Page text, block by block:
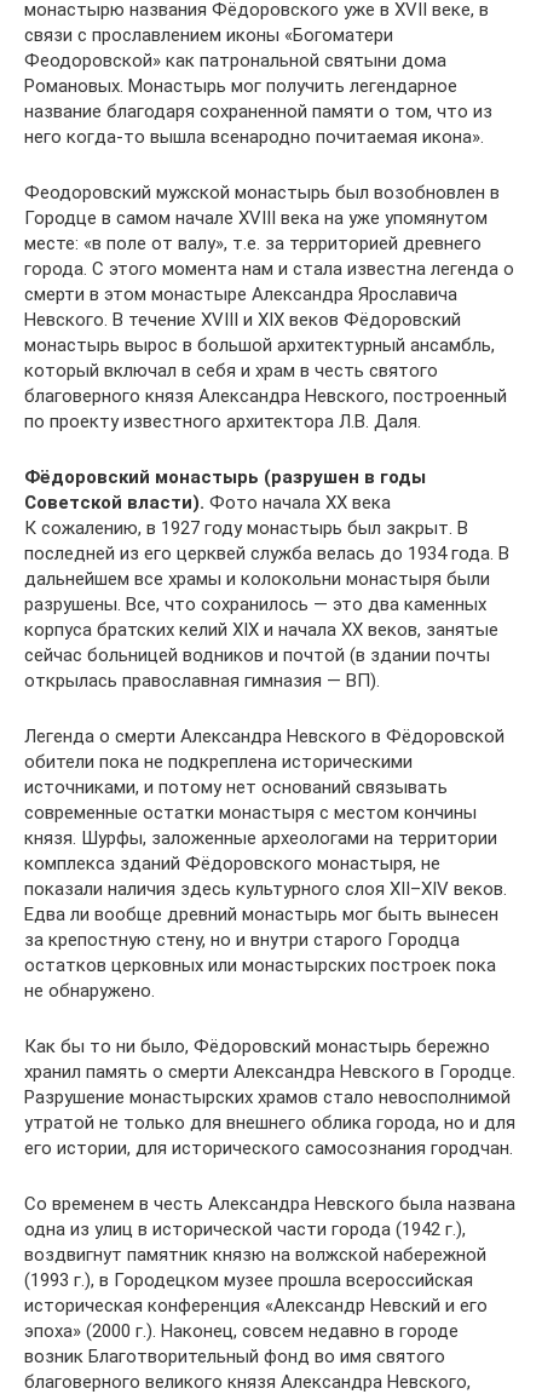
монастырю названия Фёдоровского уже в XVII веке, в
связи с прославлением иконы «Богоматери
Феодоровской» как патрональной святыни дома
Романовых. Монастырь мог получить легендарное
название благодаря сохраненной памяти о том, что из
него когда-то вышла всенародно почитаемая икона».
Феодоровский мужской монастырь был возобновлен в
Городце в самом начале XVIII века на уже упомянутом
месте: «в поле от валу», т.е. за территорией древнего
города. С этого момента нам и стала известна легенда о
смерти в этом монастыре Александра Ярославича
Невского. В течение XVIII и XIX веков Фёдоровский
монастырь вырос в большой архитектурный ансамбль,
который включал в себя и храм в честь святого
благоверного князя Александра Невского, построенный
по проекту известного архитектора Л.В. Даля.
Фёдоровский монастырь (разрушен в годы
Советской власти). Фото начала XX века
К сожалению, в 1927 году монастырь был закрыт. В
последней из его церквей служба велась до 1934 года. В
дальнейшем все храмы и колокольни монастыря были
разрушены. Все, что сохранилось — это два каменных
корпуса братских келий XIX и начала XX веков, занятые
сейчас больницей водников и почтой (в здании почты
открылась православная гимназия — ВП).
Легенда о смерти Александра Невского в Фёдоровской
обители пока не подкреплена историческими
источниками, и потому нет оснований связывать
современные остатки монастыря с местом кончины
князя. Шурфы, заложенные археологами на территории
комплекса зданий Фёдоровского монастыря, не
показали наличия здесь культурного слоя XII–XIV веков.
Едва ли вообще древний монастырь мог быть вынесен
за крепостную стену, но и внутри старого Городца
остатков церковных или монастырских построек пока
не обнаружено.
Как бы то ни было, Фёдоровский монастырь бережно
хранил память о смерти Александра Невского в Городце.
Разрушение монастырских храмов стало невосполнимой
утратой не только для внешнего облика города, но и для
его истории, для исторического самосознания городчан.
Со временем в честь Александра Невского была названа
одна из улиц в исторической части города (1942 г.),
воздвигнут памятник князю на волжской набережной
(1993 г.), в Городецком музее прошла всероссийская
историческая конференция «Александр Невский и его
эпоха» (2000 г.). Наконец, совсем недавно в городе
возник Благотворительный фонд во имя святого
благоверного великого князя Александра Невского,